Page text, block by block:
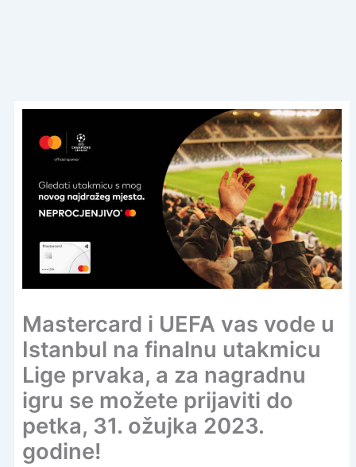
Mastercard i UEFA vas vode u
Istanbul na finalnu utakmicu
Lige prvaka, a za nagradnu
igru se možete prijaviti do
petka, 31. ožujka 2023.
godine!